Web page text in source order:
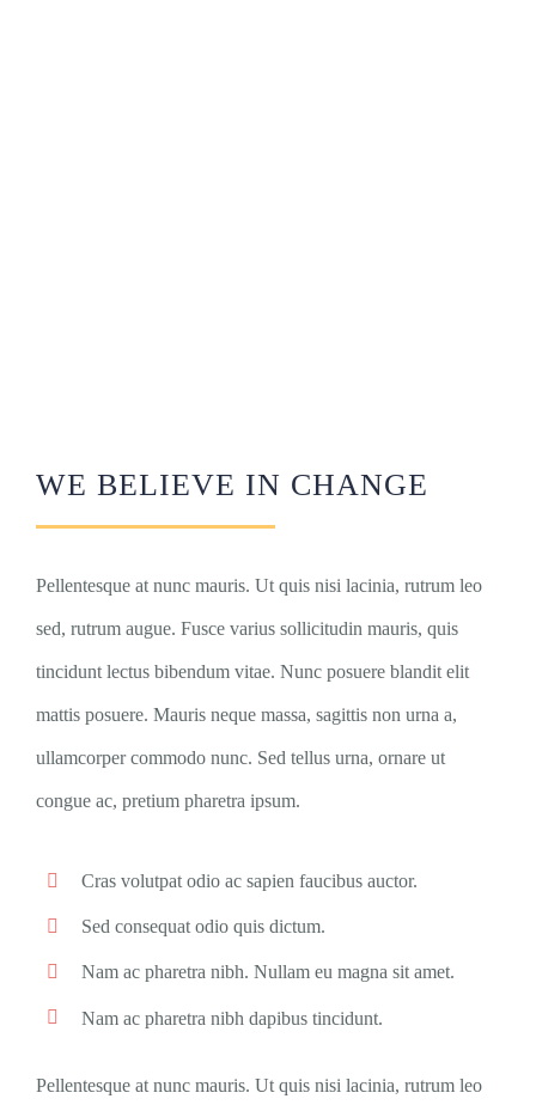
WE BELIEVE IN CHANGE
Pellentesque at nunc mauris. Ut quis nisi lacinia, rutrum leo
sed, rutrum augue. Fusce varius sollicitudin mauris, quis
tincidunt lectus bibendum vitae. Nunc posuere blandit elit
mattis posuere. Mauris neque massa, sagittis non urna a,
ullamcorper commodo nunc. Sed tellus urna, ornare ut
congue ac, pretium pharetra ipsum.
Cras volutpat odio ac sapien faucibus auctor.
Sed consequat odio quis dictum.
Nam ac pharetra nibh. Nullam eu magna sit amet.
Nam ac pharetra nibh dapibus tincidunt.
Pellentesque at nunc mauris. Ut quis nisi lacinia, rutrum leo